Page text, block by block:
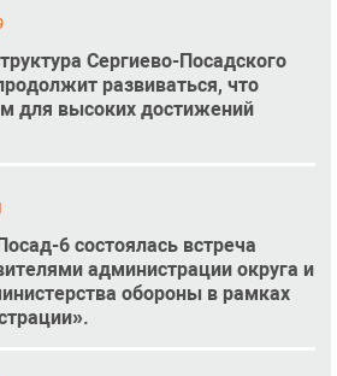
Сергиево-Посадского
развиваться, что
для высоких достижений
6 состоялась встреча
администрации округа и
обороны в рамках